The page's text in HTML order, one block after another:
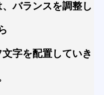
バランスを調整し
字を配置していき